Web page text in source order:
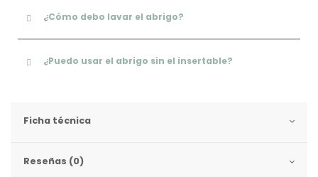
¿Cómo debo lavar el abrigo?
¿Puedo usar el abrigo sin el insertable?
Ficha técnica
Reseñas (0)